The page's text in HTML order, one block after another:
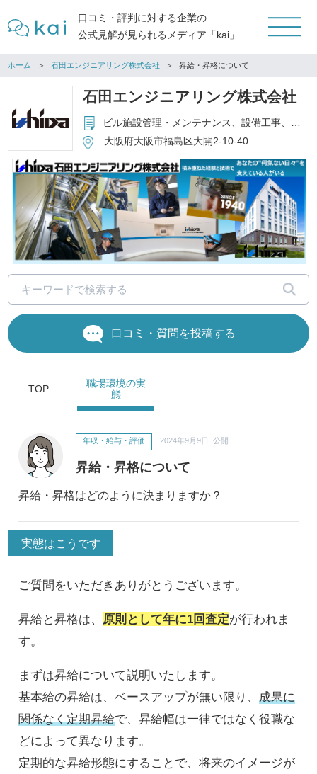
口コミ・評判に対する企業の
公式見解が見られるメディア「kai」
ホーム 石田エンジニアリング株式会社 昇給・昇格について
石田エンジニアリング株式会社
ビル施設管理・メンテナンス、設備工事、その他メーカー
大阪府大阪市福島区大開2-10-40
口コミ・質問を投稿する
TOP
職場環境の実
態
昇給・昇格について
年収・給与・評価 2024年9月9日 公開
昇給・昇格はどのように決まりますか？
実態はこうです
ご質問をいただきありがとうございます。
昇給と昇格は、 原則として年に1回査定が行われま
す。
まずは昇給について説明いたします。
基本給の昇給は、ベースアップが無い限り、成果に
関係なく定期昇給で、昇給幅は一律ではなく役職な
どによって異なります。
定期的な昇給形態にすることで、将来のイメージが